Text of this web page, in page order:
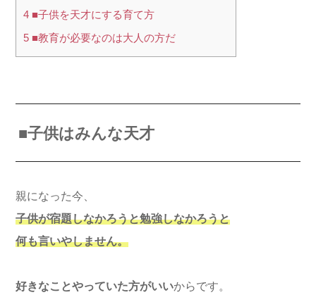
4 ■子供を天才にする育て方
5 ■教育が必要なのは大人の方だ
■子供はみんな天才
親になった今、
子供が宿題しなかろうと勉強しなかろうと
何も言いやしません。
好きなことやっていた方がいいからです。